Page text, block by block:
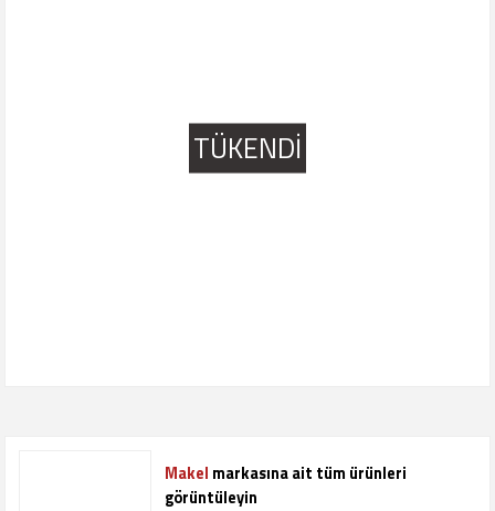
TÜKENDİ
Makel markasına ait tüm ürünleri
görüntüleyin